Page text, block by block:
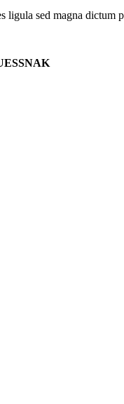
sed magna dictum